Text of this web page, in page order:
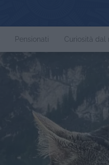
Pensionati Curiosità dal